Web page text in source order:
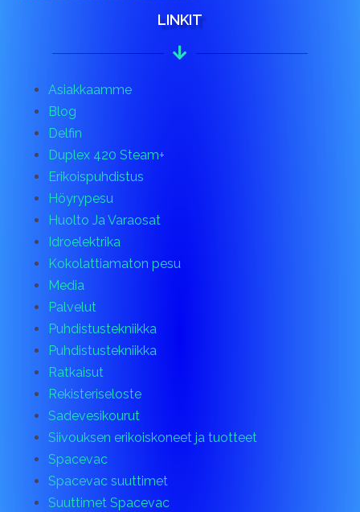
LINKIT
Asiakkaamme
Blog
Delfin
Duplex 420 Steam+
Erikoispuhdistus
Höyrypesu
Huolto Ja Varaosat
Idroelektrika
Kokolattiamaton pesu
Media
Palvelut
Puhdistustekniikka
Puhdistustekniikka
Ratkaisut
Rekisteriseloste
Sadevesikourut
Siivouksen erikoiskoneet ja tuotteet
Spacevac
Spacevac suuttimet
Suuttimet Spacevac